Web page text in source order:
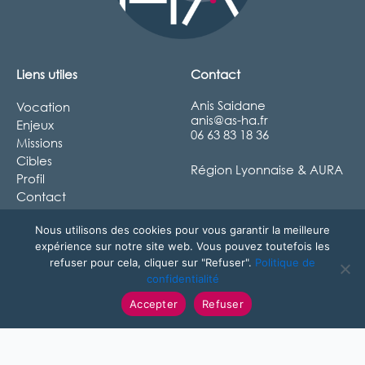
Liens utiles
Vocation
Enjeux
Missions
Cibles
Profil
Contact
Contact
Anis Saidane
anis@as-ha.fr
06 63 83 18 36
Région Lyonnaise & AURA
Nous utilisons des cookies pour vous garantir la meilleure
expérience sur notre site web. Vous pouvez toutefois les
refuser pour cela, cliquer sur "Refuser". Politique de
confidentialité
Accepter
Refuser